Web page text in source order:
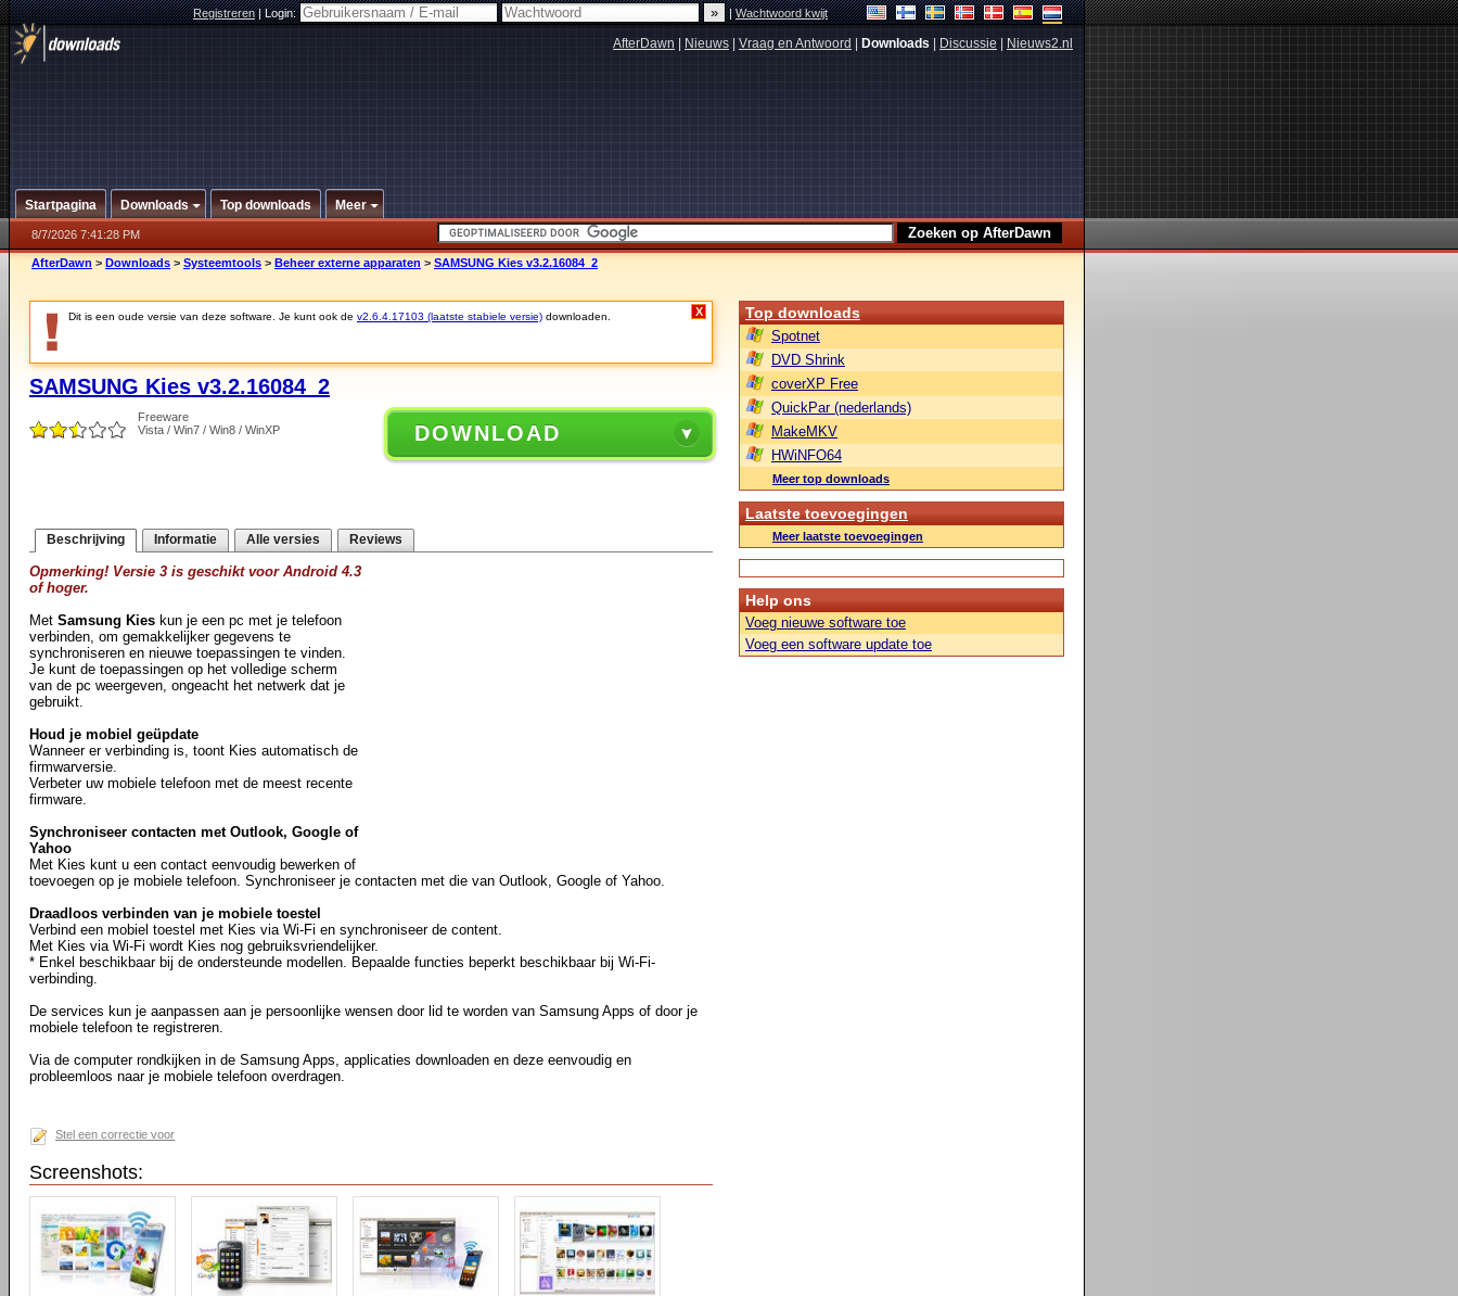
Registreren|Login: |Wachtwoord kwijt
AfterDawn Nieuws Vraag en Antwoord Downloads Discussie Nieuws2.nl
Startpagina Downloads Top downloads Meer
8/7/2026 7:41:28 PM
AfterDawn > Downloads > Systeemtools > Beheer externe apparaten > SAMSUNG Kies v3.2.16084_2
Dit is een oude versie van deze software. Je kunt ook de v2.6.4.17103 (laatste stabiele versie) downloaden. X
SAMSUNG Kies v3.2.16084_2
Freeware
Vista / Win7 / Win8 / WinXP
DOWNLOAD
Beschrijving Informatie Alle versies Reviews
Opmerking! Versie 3 is geschikt voor Android 4.3
of hoger.
Met Samsung Kies kun je een pc met je telefoon
verbinden, om gemakkelijker gegevens te
synchroniseren en nieuwe toepassingen te vinden.
Je kunt de toepassingen op het volledige scherm
van de pc weergeven, ongeacht het netwerk dat je
gebruikt.
Houd je mobiel geüpdate
Wanneer er verbinding is, toont Kies automatisch de
firmwarversie.
Verbeter uw mobiele telefoon met de meest recente
firmware.
Synchroniseer contacten met Outlook, Google of
Yahoo
Met Kies kunt u een contact eenvoudig bewerken of
toevoegen op je mobiele telefoon. Synchroniseer je contacten met die van Outlook, Google of Yahoo.
Draadloos verbinden van je mobiele toestel
Verbind een mobiel toestel met Kies via Wi-Fi en synchroniseer de content.
Met Kies via Wi-Fi wordt Kies nog gebruiksvriendelijker.
* Enkel beschikbaar bij de ondersteunde modellen. Bepaalde functies beperkt beschikbaar bij Wi-Fi-
verbinding.
De services kun je aanpassen aan je persoonlijke wensen door lid te worden van Samsung Apps of door je
mobiele telefoon te registreren.
Via de computer rondkijken in de Samsung Apps, applicaties downloaden en deze eenvoudig en
probleemloos naar je mobiele telefoon overdragen.
Stel een correctie voor
Screenshots:
Top downloads
Spotnet
DVD Shrink
coverXP Free
QuickPar (nederlands)
MakeMKV
HWiNFO64
Meer top downloads
Laatste toevoegingen
Meer laatste toevoegingen
Help ons
Voeg nieuwe software toe
Voeg een software update toe